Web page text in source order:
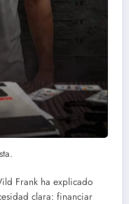
Frank ha explicado
clara: financiar